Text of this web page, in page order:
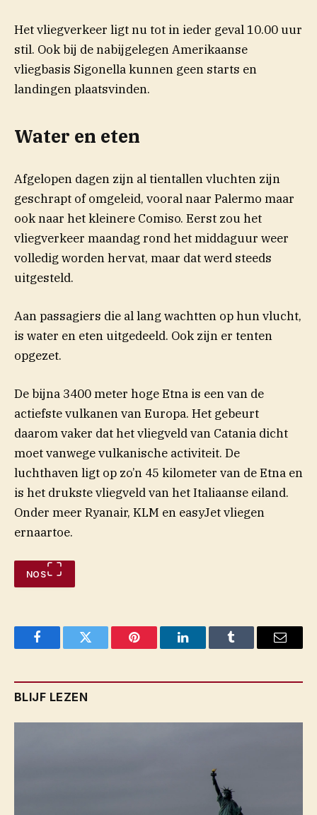
Het vliegverkeer ligt nu tot in ieder geval 10.00 uur
stil. Ook bij de nabijgelegen Amerikaanse
vliegbasis Sigonella kunnen geen starts en
landingen plaatsvinden.
Water en eten
Afgelopen dagen zijn al tientallen vluchten zijn
geschrapt of omgeleid, vooral naar Palermo maar
ook naar het kleinere Comiso. Eerst zou het
vliegverkeer maandag rond het middaguur weer
volledig worden hervat, maar dat werd steeds
uitgesteld.
Aan passagiers die al lang wachtten op hun vlucht,
is water en eten uitgedeeld. Ook zijn er tenten
opgezet.
De bijna 3400 meter hoge Etna is een van de
actiefste vulkanen van Europa. Het gebeurt
daarom vaker dat het vliegveld van Catania dicht
moet vanwege vulkanische activiteit. De
luchthaven ligt op zo’n 45 kilometer van de Etna en
is het drukste vliegveld van het Italiaanse eiland.
Onder meer Ryanair, KLM en easyJet vliegen
ernaartoe.
NOS
FacebookTwitter Pinterest LinkedInTumblr Email
BLIJF LEZEN